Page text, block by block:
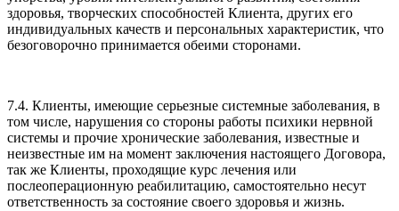
здоровья, творческих способностей Клиента, других его
индивидуальных качеств и персональных характеристик, что
безоговорочно принимается обеими сторонами.
7.4. Клиенты, имеющие серьезные системные заболевания, в
том числе, нарушения со стороны работы психики нервной
системы и прочие хронические заболевания, известные и
неизвестные им на момент заключения настоящего Договора,
так же Клиенты, проходящие курс лечения или
послеоперационную реабилитацию, самостоятельно несут
ответственность за состояние своего здоровья и жизнь.